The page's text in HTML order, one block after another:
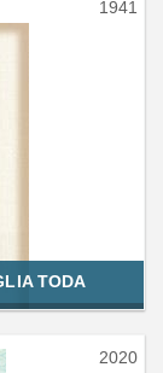
1941
TODA
2020